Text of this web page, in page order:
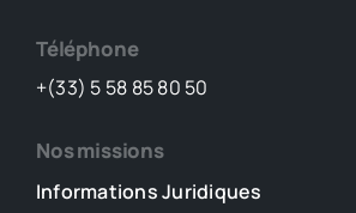
Téléphone
+(33) 5 58 85 80 50
Nos missions
Informations Juridiques